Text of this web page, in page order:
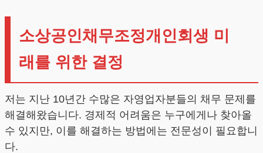
소상공인채무조정개인회생 미
래를 위한 결정
저는 지난 10년간 수많은 자영업자분들의 채무 문제를
해결해왔습니다. 경제적 어려움은 누구에게나 찾아올
수 있지만, 이를 해결하는 방법에는 전문성이 필요합니
다.